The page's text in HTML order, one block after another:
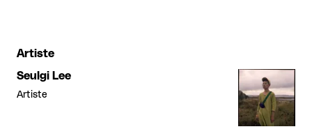
Artiste
Seulgi Lee
Artiste